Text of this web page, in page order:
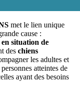
met le lien unique
cause :
en situation de
des chiens
les adultes et
atteintes de
ayant des besoins